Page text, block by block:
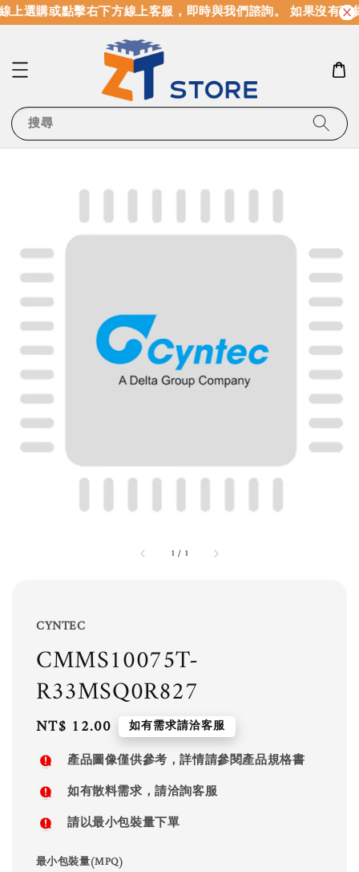
選購或點擊右下方線上客服，即時與我們諮詢。 如果沒有現
搜尋
1 / 1
CYNTEC
CMMS10075T-
R33MSQ0R827
Regular
price
NT$ 12.00 如有需求請洽客服
產品圖像僅供參考，詳情請參閱產品規格書
如有散料需求，請洽詢客服
請以最小包裝量下單
最小包裝量(MPQ)